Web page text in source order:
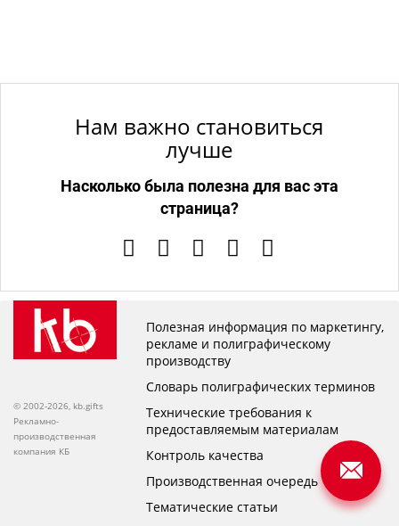
Нам важно становиться
лучше
Насколько была полезна для вас эта
страница?
© 2002-2026, kb.gifts
Рекламно-
производственная
компания КБ
Полезная информация по маркетингу,
рекламе и полиграфическому
производству
Словарь полиграфических терминов
Технические требования к
предоставляемым материалам
Контроль качества
Производственная очередь
Тематические статьи